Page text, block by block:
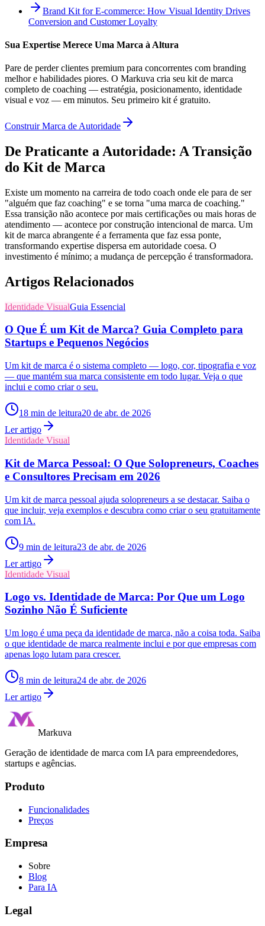
Brand Kit for E-commerce: How Visual Identity Drives
Conversion and Customer Loyalty
Sua Expertise Merece Uma Marca à Altura
Pare de perder clientes premium para concorrentes com branding
melhor e habilidades piores. O Markuva cria seu kit de marca
completo de coaching — estratégia, posicionamento, identidade
visual e voz — em minutos. Seu primeiro kit é gratuito.
Construir Marca de Autoridade
De Praticante a Autoridade: A Transição
do Kit de Marca
Existe um momento na carreira de todo coach onde ele para de ser
"alguém que faz coaching" e se torna "uma marca de coaching."
Essa transição não acontece por mais certificações ou mais horas de
atendimento — acontece por construção intencional de marca. Um
kit de marca abrangente é a ferramenta que faz essa ponte,
transformando expertise dispersa em autoridade coesa. O
investimento é mínimo; a mudança de percepção é transformadora.
Artigos Relacionados
Identidade VisualGuia Essencial
O Que É um Kit de Marca? Guia Completo para
Startups e Pequenos Negócios
Um kit de marca é o sistema completo — logo, cor, tipografia e voz
— que mantém sua marca consistente em todo lugar. Veja o que
inclui e como criar o seu.
18 min de leitura20 de abr. de 2026
Ler artigo
Identidade Visual
Kit de Marca Pessoal: O Que Solopreneurs, Coaches
e Consultores Precisam em 2026
Um kit de marca pessoal ajuda solopreneurs a se destacar. Saiba o
que incluir, veja exemplos e descubra como criar o seu gratuitamente
com IA.
9 min de leitura23 de abr. de 2026
Ler artigo
Identidade Visual
Logo vs. Identidade de Marca: Por Que um Logo
Sozinho Não É Suficiente
Um logo é uma peça da identidade de marca, não a coisa toda. Saiba
o que identidade de marca realmente inclui e por que empresas com
apenas logo lutam para crescer.
8 min de leitura24 de abr. de 2026
Ler artigo
Markuva
Geração de identidade de marca com IA para empreendedores,
startups e agências.
Produto
Funcionalidades
Preços
Empresa
Sobre
Blog
Para IA
Legal